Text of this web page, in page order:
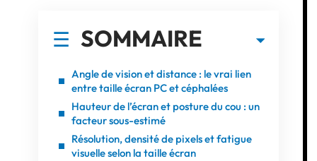
SOMMAIRE
Angle de vision et distance : le vrai lien
entre taille écran PC et céphalées
Hauteur de l’écran et posture du cou : un
facteur sous-estimé
Résolution, densité de pixels et fatigue
visuelle selon la taille écran